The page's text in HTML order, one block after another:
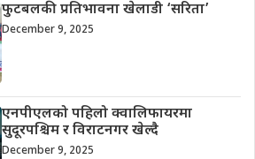
फुटबलकी प्रतिभावना खेलाडी ‘सरिता’
December 9, 2025
एनपीएलको पहिलो क्वालिफायरमा
सुदूरपश्चिम र विराटनगर खेल्दै
December 9, 2025